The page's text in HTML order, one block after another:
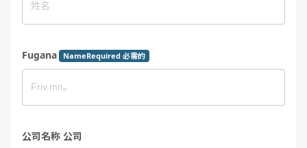
Fugana NameRequired 必需的
公司名称 公司